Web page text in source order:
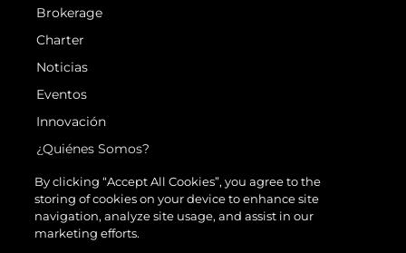
Brokerage
Charter
Noticias
Eventos
Innovación
¿Quiénes Somos?
El Equipo
Estilo De Vida
Historia
By clicking “Accept All Cookies”, you agree to the
storing of cookies on your device to enhance site
navigation, analyze site usage, and assist in our
marketing efforts.